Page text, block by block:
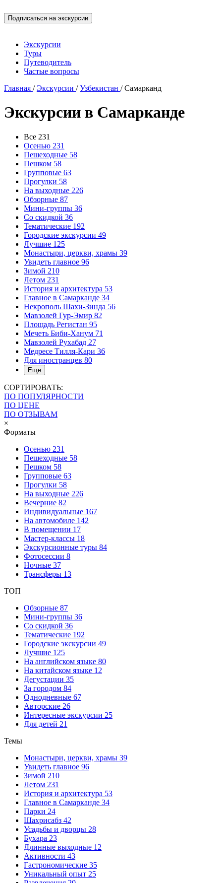
Экскурсии
Туры
Путеводитель
Частые вопросы
Главная /Экскурсии /Узбекистан /Самарканд
Экскурсии в Самарканде
Все 231
Осенью 231
Пешеходные 58
Пешком 58
Групповые 63
Прогулки 58
На выходные 226
Обзорные 87
Мини-группы 36
Со скидкой 36
Тематические 192
Городские экскурсии 49
Лучшие 125
Монастыри, церкви, храмы 39
Увидеть главное 96
Зимой 210
Летом 231
История и архитектура 53
Главное в Самарканде 34
Некрополь Шахи-Зинда 56
Мавзолей Гур-Эмир 82
Площадь Регистан 95
Мечеть Биби-Ханум 71
Мавзолей Рухабад 27
Медресе Тилля-Кари 36
Для иностранцев 80
Еще
СОРТИРОВАТЬ:
ПО ПОПУЛЯРНОСТИ
ПО ЦЕНЕ
ПО ОТЗЫВАМ
×
Форматы
Осенью 231
Пешеходные 58
Пешком 58
Групповые 63
Прогулки 58
На выходные 226
Вечерние 82
Индивидуальные 167
На автомобиле 142
В помещении 17
Мастер-классы 18
Экскурсионные туры 84
Фотосессии 8
Ночные 37
Трансферы 13
ТОП
Обзорные 87
Мини-группы 36
Со скидкой 36
Тематические 192
Городские экскурсии 49
Лучшие 125
На английском языке 80
На китайском языке 12
Дегустации 35
За городом 84
Однодневные 67
Авторские 26
Интересные экскурсии 25
Для детей 21
Темы
Монастыри, церкви, храмы 39
Увидеть главное 96
Зимой 210
Летом 231
История и архитектура 53
Главное в Самарканде 34
Парки 24
Шахрисабз 42
Усадьбы и дворцы 28
Бухара 23
Длинные выходные 12
Активности 43
Гастрономические 35
Уникальный опыт 25